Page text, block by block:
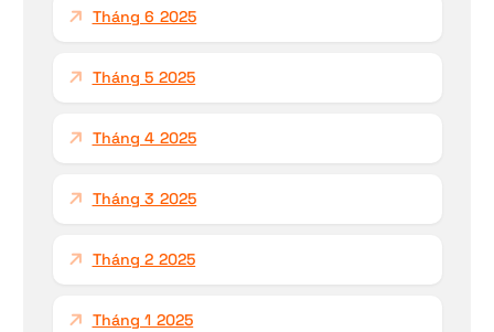
Tháng 6 2025
Tháng 5 2025
Tháng 4 2025
Tháng 3 2025
Tháng 2 2025
Tháng 1 2025